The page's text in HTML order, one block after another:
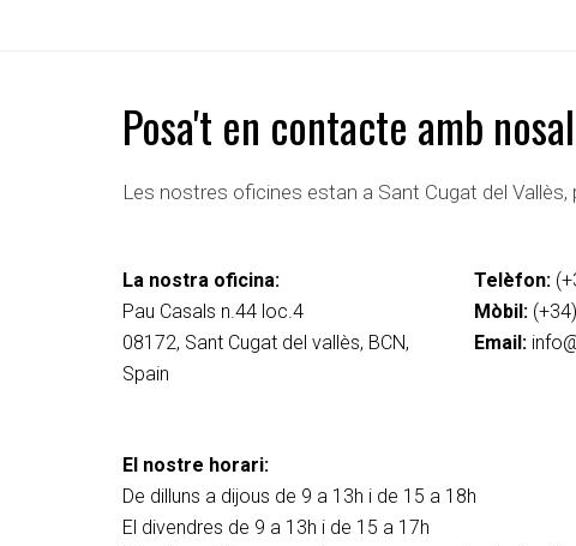
Posa't en contacte amb
Les nostres oficines estan a Sant Cugat del Vallès,
La nostra oficina:
Pau Casals n.44 loc.4
08172, Sant Cugat del vallès, BCN,
Spain
Telèfon:
Mòbil:
Email:
El nostre horari:
De dilluns a dijous de 9 a 13h i de 15 a 18h
El divendres de 9 a 13h i de 15 a 17h